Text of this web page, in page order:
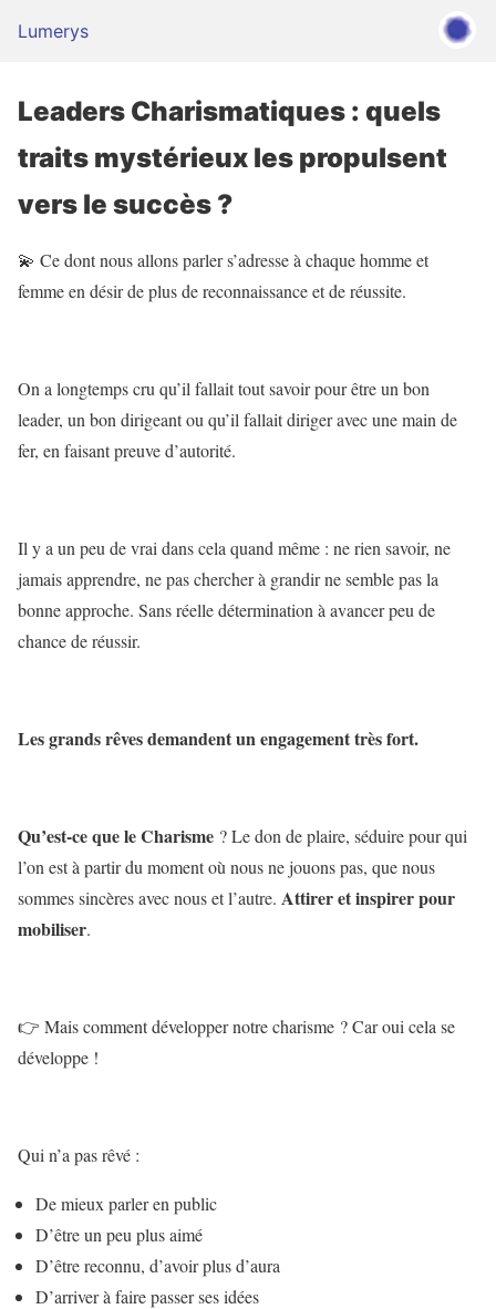
Lumerys
Leaders Charismatiques : quels
traits mystérieux les propulsent
vers le succès ?
💫 Ce dont nous allons parler s’adresse à chaque homme et
femme en désir de plus de reconnaissance et de réussite.
On a longtemps cru qu’il fallait tout savoir pour être un bon
leader, un bon dirigeant ou qu’il fallait diriger avec une main de
fer, en faisant preuve d’autorité.
Il y a un peu de vrai dans cela quand même : ne rien savoir, ne
jamais apprendre, ne pas chercher à grandir ne semble pas la
bonne approche. Sans réelle détermination à avancer peu de
chance de réussir.
Les grands rêves demandent un engagement très fort.
Qu’est-ce que le Charisme ? Le don de plaire, séduire pour qui
l’on est à partir du moment où nous ne jouons pas, que nous
sommes sincères avec nous et l’autre. Attirer et inspirer pour
mobiliser.
👉 Mais comment développer notre charisme ? Car oui cela se
développe !
Qui n’a pas rêvé :
De mieux parler en public
D’être un peu plus aimé
D’être reconnu, d’avoir plus d’aura
D’arriver à faire passer ses idées